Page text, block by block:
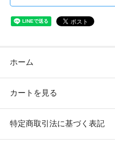
ホーム
カートを見る
特定商取引法に基づく表記